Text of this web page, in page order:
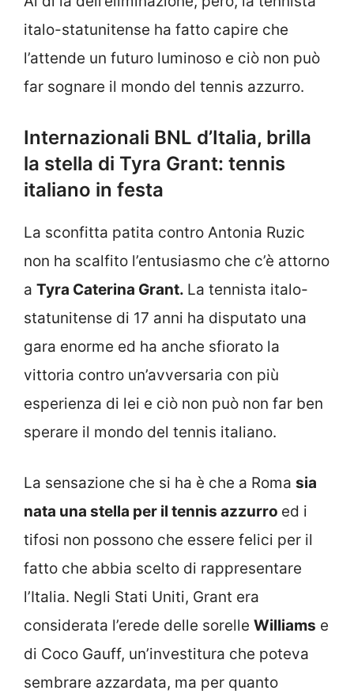
italo-statunitense ha fatto capire che
l’attende un futuro luminoso e ciò non può
far sognare il mondo del tennis azzurro.
Internazionali BNL d’Italia, brilla
la stella di Tyra Grant: tennis
italiano in festa
La sconfitta patita contro Antonia Ruzic
non ha scalfito l’entusiasmo che c’è attorno
a Tyra Caterina Grant. La tennista italo-
statunitense di 17 anni ha disputato una
gara enorme ed ha anche sfiorato la
vittoria contro un’avversaria con più
esperienza di lei e ciò non può non far ben
sperare il mondo del tennis italiano.
La sensazione che si ha è che a Roma sia
nata una stella per il tennis azzurro ed i
tifosi non possono che essere felici per il
fatto che abbia scelto di rappresentare
l’Italia. Negli Stati Uniti, Grant era
considerata l’erede delle sorelle Williams e
di Coco Gauff, un’investitura che poteva
sembrare azzardata, ma per quanto